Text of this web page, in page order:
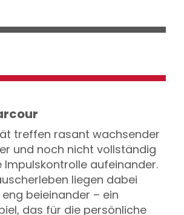
treffen rasant wachsender
und noch nicht vollständig
Impulskontrolle aufeinander.
liegen dabei
beieinander – ein
das für die persönliche